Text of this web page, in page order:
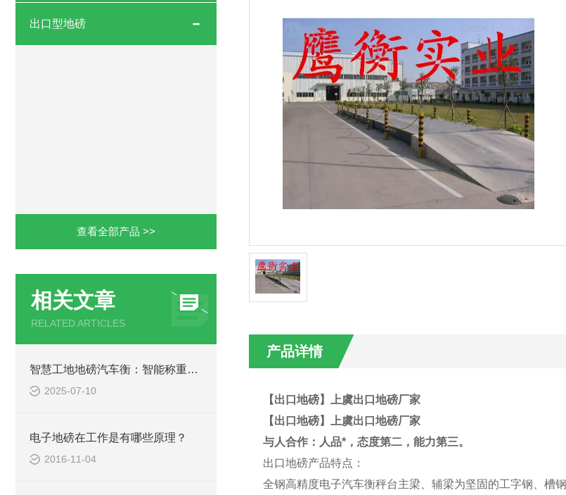
出口型地磅
查看全部产品 >>
相关文章
RELATED ARTICLES
智慧工地地磅汽车衡：智能称重系统在建筑工地的应用与优势
2025-07-10
电子地磅在工作是有哪些原理？
2016-11-04
产品详情
【出口地磅】上虞出口地磅厂家
【出口地磅】上虞出口地磅厂家
与人合作：人品*，态度第二，能力第三。
出口地磅产品特点：
全钢高精度电子汽车衡秤台主梁、辅梁为坚固的工字钢、槽